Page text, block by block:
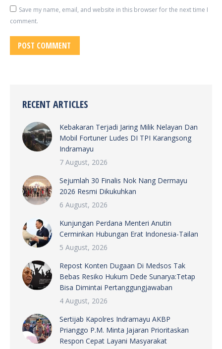
Save my name, email, and website in this browser for the next time I
comment.
POST COMMENT
RECENT ARTICLES
Kebakaran Terjadi Jaring Milik Nelayan Dan
Mobil Fortuner Ludes DI TPI Karangsong
Indramayu
7 August, 2026
Sejumlah 30 Finalis Nok Nang Dermayu
2026 Resmi Dikukuhkan
6 August, 2026
Kunjungan Perdana Menteri Anutin
Cerminkan Hubungan Erat Indonesia-Tailan
5 August, 2026
Repost Konten Dugaan Di Medsos Tak
Bebas Resiko Hukum Dede Sunarya:Tetap
Bisa Dimintai Pertanggungjawaban
4 August, 2026
Sertijab Kapolres Indramayu AKBP
Prianggo P.M. Minta Jajaran Prioritaskan
Respon Cepat Layani Masyarakat